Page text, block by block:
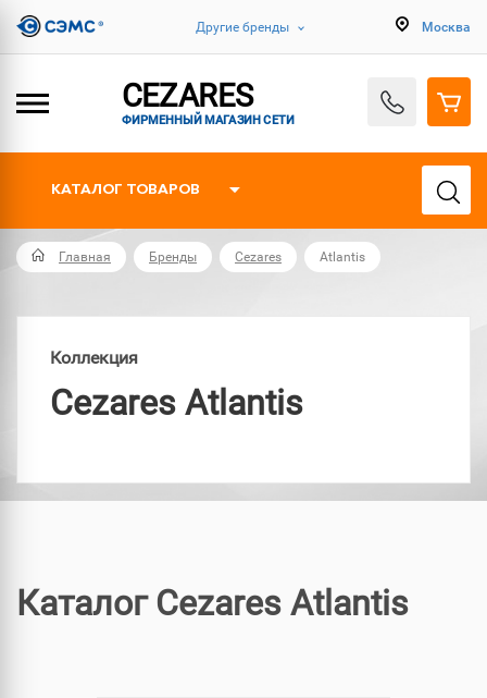
Другие бренды Москва
CEZARES
ФИРМЕННЫЙ МАГАЗИН СЕТИ
КАТАЛОГ ТОВАРОВ
Главная Бренды Cezares Atlantis
Коллекция
Cezares Atlantis
Каталог Cezares Atlantis